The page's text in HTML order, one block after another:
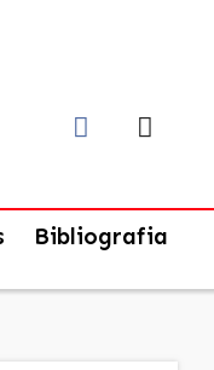
Bibliografia